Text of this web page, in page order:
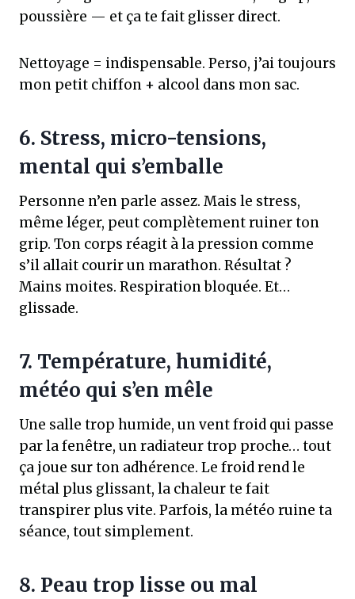
poussière — et ça te fait glisser direct.
Nettoyage = indispensable. Perso, j’ai toujours
mon petit chiffon + alcool dans mon sac.
6. Stress, micro-tensions,
mental qui s’emballe
Personne n’en parle assez. Mais le stress,
même léger, peut complètement ruiner ton
grip. Ton corps réagit à la pression comme
s’il allait courir un marathon. Résultat ?
Mains moites. Respiration bloquée. Et…
glissade.
7. Température, humidité,
météo qui s’en mêle
Une salle trop humide, un vent froid qui passe
par la fenêtre, un radiateur trop proche… tout
ça joue sur ton adhérence. Le froid rend le
métal plus glissant, la chaleur te fait
transpirer plus vite. Parfois, la météo ruine ta
séance, tout simplement.
8. Peau trop lisse ou mal